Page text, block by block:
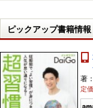
ピックアップ書籍情報
著
定